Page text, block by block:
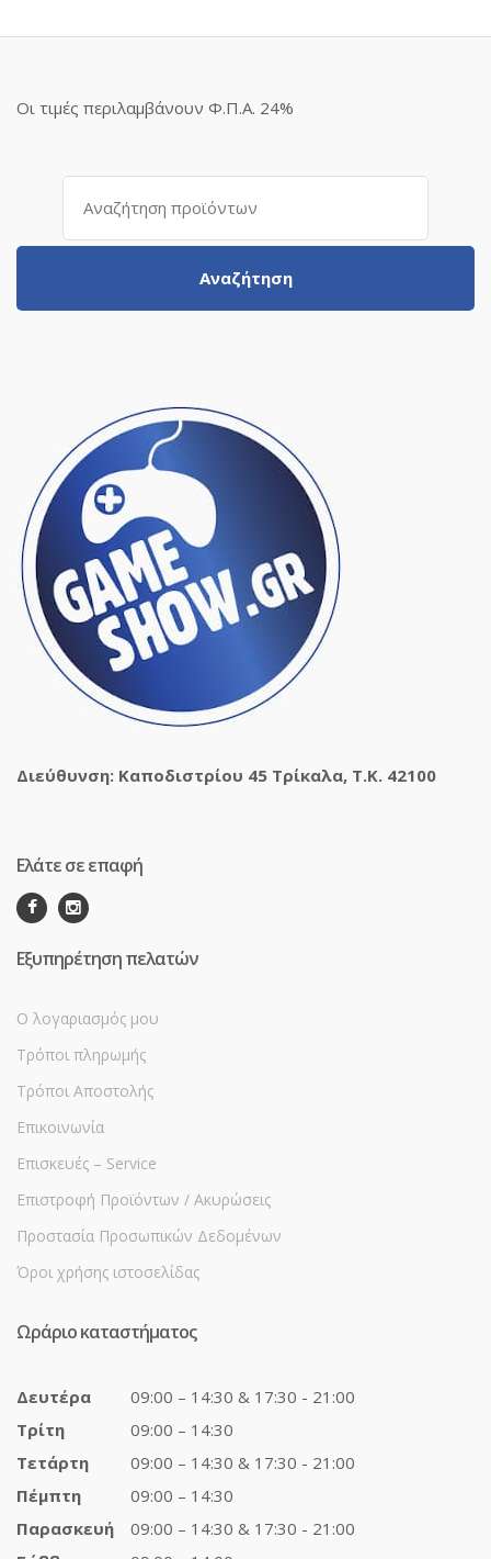
Οι τιμές περιλαμβάνουν Φ.Π.Α. 24%
Αναζήτηση
Αναζήτηση
Διεύθυνση: Καποδιστρίου 45 Τρίκαλα, Τ.Κ. 42100
Ελάτε σε επαφή
Εξυπηρέτηση πελατών
Ο λογαριασμός μου
Τρόποι πληρωμής
Τρόποι Αποστολής
Επικοινωνία
Επισκευές – Service
Επιστροφή Προϊόντων / Ακυρώσεις
Προστασία Προσωπικών Δεδομένων
Όροι χρήσης ιστοσελίδας
Ωράριο καταστήματος
Δευτέρα
09:00 – 14:30 & 17:30 - 21:00
Τρίτη
09:00 – 14:30
Τετάρτη
09:00 – 14:30 & 17:30 - 21:00
Πέμπτη
09:00 – 14:30
Παρασκευή
09:00 – 14:30 & 17:30 - 21:00